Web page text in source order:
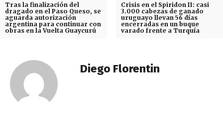
Tras la finalización del
dragado en el Paso Queso, se
aguarda autorización
argentina para continuar con
obras en la Vuelta Guaycurú
Crisis en el Spiridon II: casi
3.000 cabezas de ganado
uruguayo llevan 56 días
encerradas en un buque
varado frente a Turquía
Diego Florentin